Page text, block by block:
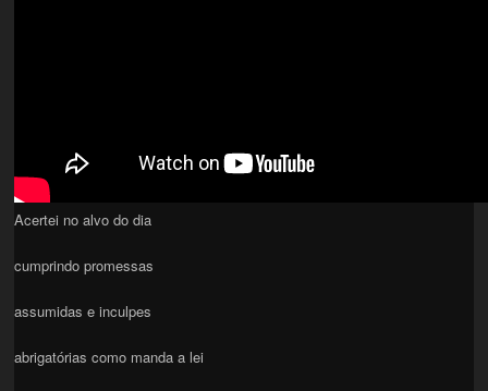
Acertei no alvo do dia
cumprindo promessas
assumidas e inculpes
abrigatórias como manda a lei